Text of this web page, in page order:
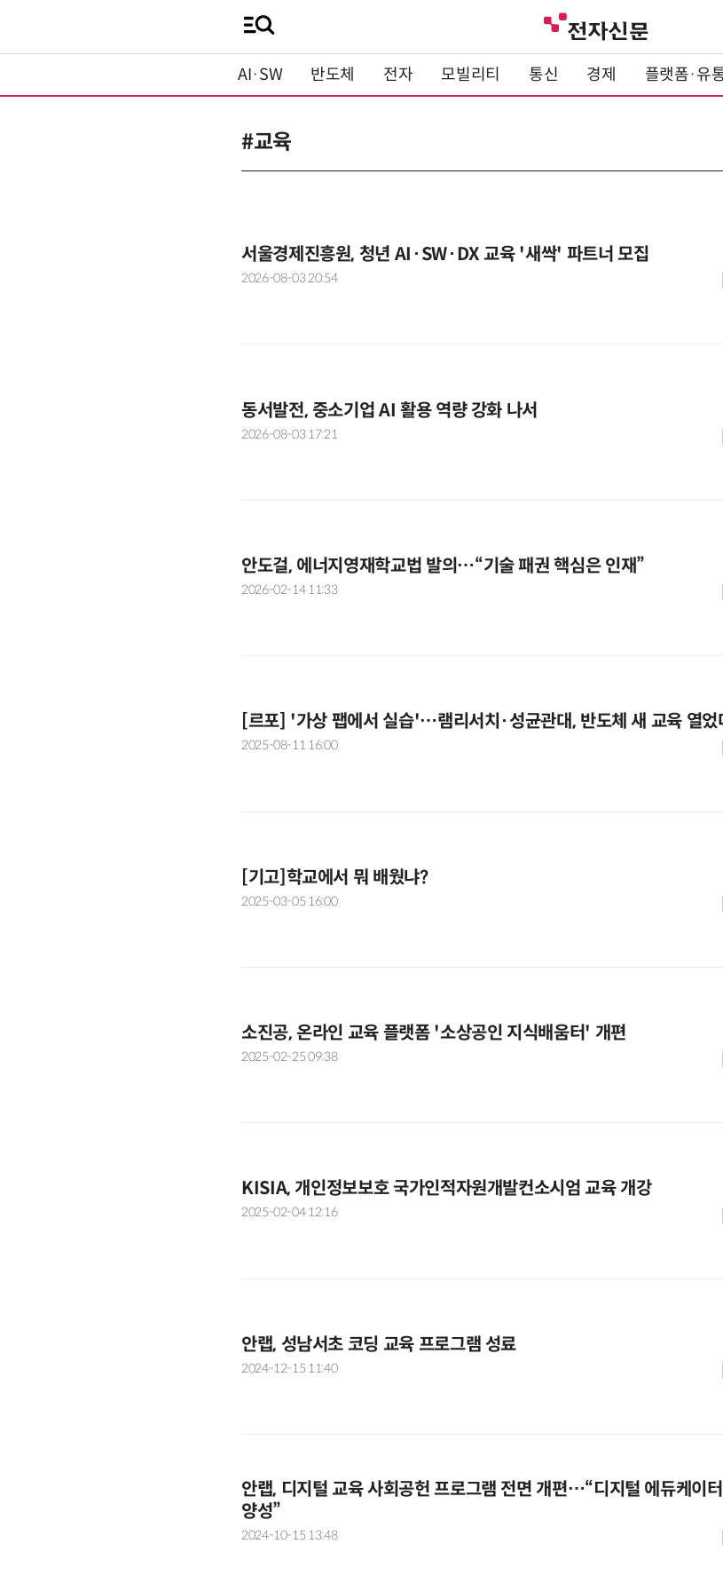
AI·SW 반도체 전자 모빌리티 통신 경제 플랫폼·유
#교육
서울경제진흥원, 청년 AI·SW·DX 교육 '새싹' 파트너 모집
2026-08-03 20:54
동서발전, 중소기업 AI 활용 역량 강화 나서
2026-08-03 17:21
안도걸, 에너지영재학교법 발의…“기술 패권 핵심은 인재”
2026-02-14 11:33
[르포] '가상 팹에서 실습'…램리서치·성균관대, 반도체 새 교육 열었
2025-08-11 16:00
[기고]학교에서 뭐 배웠냐?
2025-03-05 16:00
소진공, 온라인 교육 플랫폼 '소상공인 지식배움터' 개편
2025-02-25 09:38
KISIA, 개인정보보호 국가인적자원개발컨소시엄 교육 개강
2025-02-04 12:16
안랩, 성남서초 코딩 교육 프로그램 성료
2024-12-15 11:40
안랩, 디지털 교육 사회공헌 프로그램 전면 개편…“디지털 에듀케이터
양성”
2024-10-15 13:48